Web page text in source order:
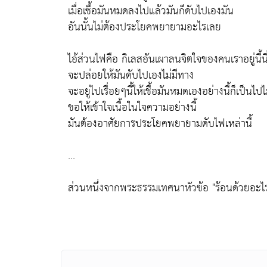
เมื่อเชื้อมันหมดลงไปแล้วมันก็ดับไปเองมัน
อันนั้นไม่ต้องประโยคพยายามอะไรเลย
ไอ้ส่วนไฟคือ กิเลสอันเผาลนจิตใจของคนเราอยู่นี้นี่
จะปล่อยให้มันดับไปเองไม่มีทาง
จะอยู่ไปเรื่อยๆนี้ให้เชื้อมันหมดเองอย่างนี้ก็เป็นไป
ขอให้เข้าใจเนื้อในใจความอย่างนี้
มันต้องอาศัยการประโยคพยายามดับไฟเหล่านี้
...
ส่วนหนึ่งจากพระธรรมเทศนาหัวข้อ "ร้อนด้วยอะไ